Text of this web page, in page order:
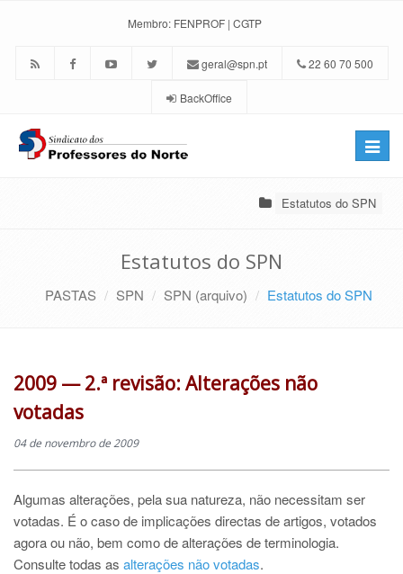
Membro: FENPROF | CGTP
geral@spn.pt 22 60 70 500
BackOffice
Toggle
Estatutos do SPN
Estatutos do SPN
PASTAS SPN SPN (arquivo) Estatutos do SPN
2009 — 2.ª revisão: Alterações não
votadas
04 de novembro de 2009
Algumas alterações, pela sua natureza, não necessitam ser
votadas. É o caso de implicações directas de artigos, votados
agora ou não, bem como de alterações de terminologia.
Consulte todas as alterações não votadas.